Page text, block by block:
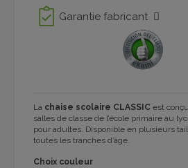
Garantie fabricant
La chaise scolaire CLASSIC est
salles de classe de l’école primaire au
pour adultes. Disponible en plusieurs
toutes les tranches d’âge.
Choix couleur